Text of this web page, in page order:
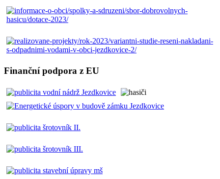
Finanční podpora z EU